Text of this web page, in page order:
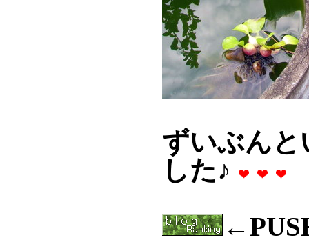
ずいぶん
した♪